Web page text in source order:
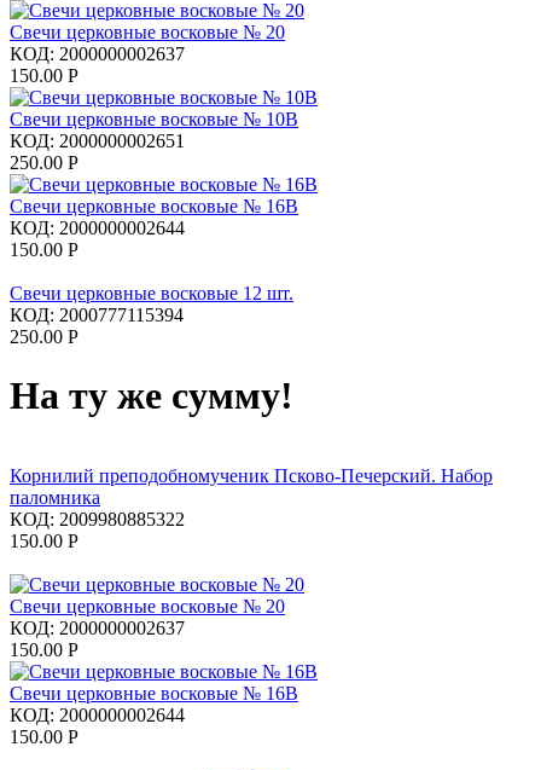
Свечи церковные восковые № 20
КОД: 2000000002637
150.00 Р
Свечи церковные восковые № 10В
КОД: 2000000002651
250.00 Р
Свечи церковные восковые № 16В
КОД: 2000000002644
150.00 Р
Свечи церковные восковые 12 шт.
КОД: 2000777115394
250.00 Р
На ту же сумму!
Корнилий преподобномученик Псково-Печерский. Набор
паломника
КОД: 2009980885322
150.00 Р
Свечи церковные восковые № 20
КОД: 2000000002637
150.00 Р
Свечи церковные восковые № 16В
КОД: 2000000002644
150.00 Р